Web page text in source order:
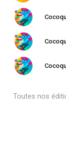
Toutes nos